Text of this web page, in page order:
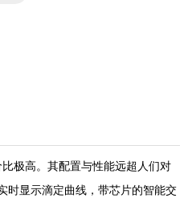
极高。其配置与性能远超人们对
时显示滴定曲线，带芯片的智能交